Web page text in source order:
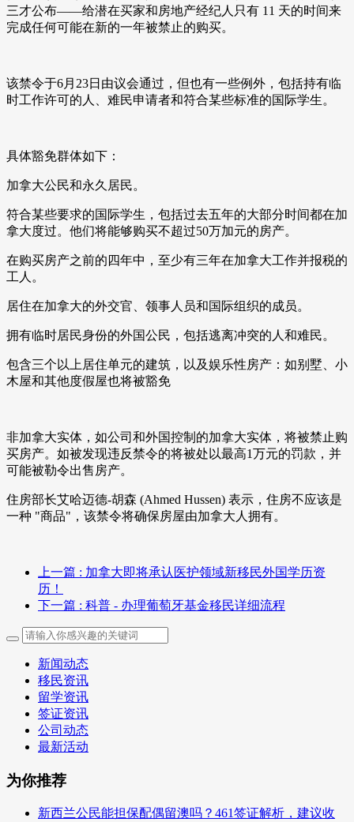
三才公布——给潜在买家和房地产经纪人只有 11 天的时间来
完成任何可能在新的一年被禁止的购买。
该禁令于6月23日由议会通过，但也有一些例外，包括持有临
时工作许可的人、难民申请者和符合某些标准的国际学生。
具体豁免群体如下：
加拿大公民和永久居民。
符合某些要求的国际学生，包括过去五年的大部分时间都在加
拿大度过。他们将能够购买不超过50万加元的房产。
在购买房产之前的四年中，至少有三年在加拿大工作并报税的
工人。
居住在加拿大的外交官、领事人员和国际组织的成员。
拥有临时居民身份的外国公民，包括逃离冲突的人和难民。
包含三个以上居住单元的建筑，以及娱乐性房产：如别墅、小
木屋和其他度假屋也将被豁免
非加拿大实体，如公司和外国控制的加拿大实体，将被禁止购
买房产。如被发现违反禁令的将被处以最高1万元的罚款，并
可能被勒令出售房产。
住房部长艾哈迈德-胡森 (Ahmed Hussen) 表示，住房不应该是
一种 "商品"，该禁令将确保房屋由加拿大人拥有。
上一篇 : 加拿大即将承认医护领域新移民外国学历资
历！
下一篇 : 科普 - 办理葡萄牙基金移民详细流程
新闻动态
移民资讯
留学资讯
签证资讯
公司动态
最新活动
为你推荐
新西兰公民能担保配偶留澳吗？461签证解析，建议收